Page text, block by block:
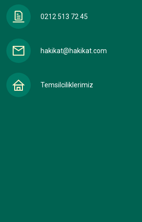
0212 513 72 45
hakikat@hakikat.com
Temsilciliklerimiz